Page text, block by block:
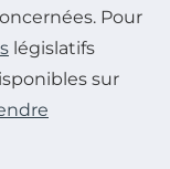
Pour
législatifs
sur